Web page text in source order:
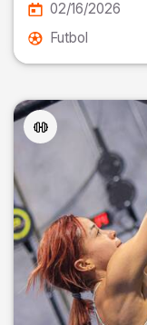
02/16/2026
Futbol